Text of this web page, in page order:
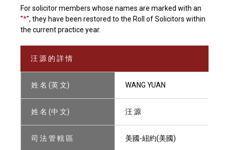
For solicitor members whose names are marked with an
"*", they have been restored to the Roll of Solicitors within
the current practice year.
汪 源 的 詳 情
姓 名 (英 文) WANG YUAN
姓 名 (中 文) 汪 源
司 法 管 轄 區 美國-紐約(美國)